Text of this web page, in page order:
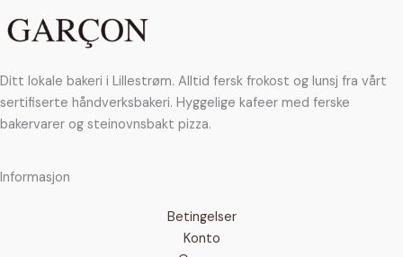
velges
på
Ditt lokale bakeri i Lillestrøm. Alltid fersk frokost og lunsj fra vårt
sertifiserte håndverksbakeri. Hyggelige kafeer med ferske
bakervarer og steinovnsbakt pizza.
Informasjon
Betingelser
Konto